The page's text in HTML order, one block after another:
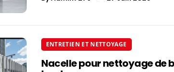
ENTRETIEN ET NETTOYAGE
Nacelle pour nettoyage de